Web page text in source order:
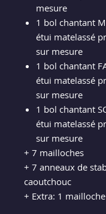
mesure
1 bol chantant
étui matelassé
sur mesure
1 bol chantant
étui matelassé
sur mesure
1 bol chantant
étui matelassé
sur mesure
+ 7 mailloches
+ 7 anneaux de
caoutchouc
+ Extra: 1